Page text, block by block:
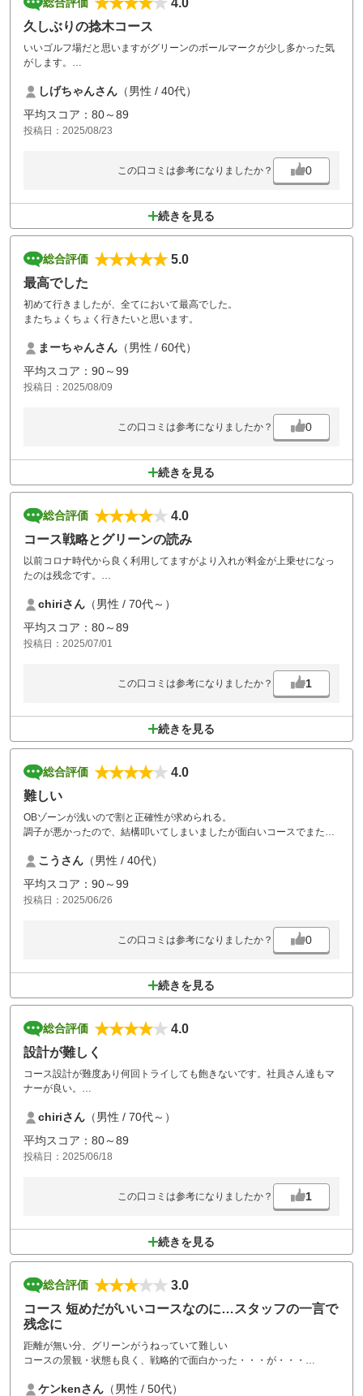
久しぶりの捻木コース
いいゴルフ場だと思いますがグリーンのボールマークが少し多かった気
がします。
戦略性がある面白いコースでした。
しげちゃんさん （男性 / 40代）
平均スコア：80～89
投稿日：2025/08/23
この口コミは参考になりましたか？ 0
続きを見る
総合評価
5.0
最高でした
初めて行きましたが、全てにおいて最高でした。
またちょくちょく行きたいと思います。
まーちゃんさん （男性 / 60代）
平均スコア：90～99
投稿日：2025/08/09
この口コミは参考になりましたか？ 0
続きを見る
総合評価
4.0
コース戦略とグリーンの読み
以前コロナ時代から良く利用してますがより入れが料金が上乗せになっ
たのは残念です。
トレスが溜まる
金を上げるのでは無く意義のある事を
chiriさん （男性 / 70代～）
平均スコア：80～89
投稿日：2025/07/01
この口コミは参考になりましたか？ 1
続きを見る
総合評価
4.0
難しい
OBゾーンが浅いので割と正確性が求められる。
調子が悪かったので、結構叩いてしまいましたが面白いコースでまた来
食事はハンバーグを頼んだが、肉が焼きすぎ？で固かった。
歯ブラシ置いて欲しいなと思いました
全体的には満足！
こうさん （男性 / 40代）
平均スコア：90～99
投稿日：2025/06/26
この口コミは参考になりましたか？ 0
続きを見る
総合評価
4.0
設計が難しく
コース設計が難度あり何回トライしても飽きないです。社員さん達もマ
ナーが良い。
元に戻すべきだと思う
chiriさん （男性 / 70代～）
平均スコア：80～89
投稿日：2025/06/18
この口コミは参考になりましたか？ 1
続きを見る
総合評価
3.0
コース 短めだがいいコースなのに…スタッフの一言で
残念に
距離が無い分、グリーンがうねっていて難しい
コースの景観・状態も良く、戦略的で面白かった・・・が・・・
タッフからの言葉！
ケンkenさん （男性 / 50代）